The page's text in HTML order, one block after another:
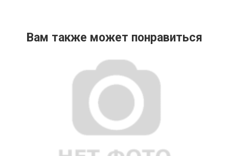
Вам также может понравиться